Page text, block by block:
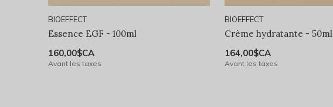
BIOEFFECT
Essence EGF - 100ml
160,00$CA
Avant les taxes
BIOEFFECT
Crème hydratante - 50ml
164,00$CA
Avant les taxes